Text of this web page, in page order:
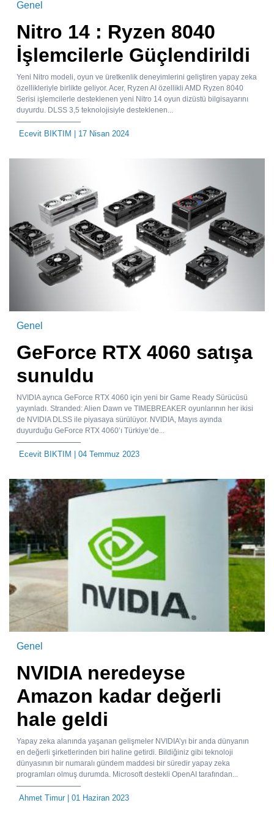
Genel
Nitro 14 : Ryzen 8040
İşlemcilerle Güçlendirildi
Yeni Nitro modeli, oyun ve üretkenlik deneyimlerini geliştiren yapay zeka
özellikleriyle birlikte geliyor. Acer, Ryzen AI özellikli AMD Ryzen 8040
Serisi işlemcilerle desteklenen yeni Nitro 14 oyun dizüstü bilgisayarını
duyurdu. DLSS 3,5 teknolojisiyle desteklenen...
Ecevit BIKTIM | 17 Nisan 2024
Genel
GeForce RTX 4060 satışa
sunuldu
NVIDIA ayrıca GeForce RTX 4060 için yeni bir Game Ready Sürücüsü
yayınladı. Stranded: Alien Dawn ve TIMEBREAKER oyunlarının her ikisi
de NVIDIA DLSS ile piyasaya sürülüyor. NVIDIA, Mayıs ayında
duyurduğu GeForce RTX 4060’ı Türkiye’de...
Ecevit BIKTIM | 04 Temmuz 2023
Genel
NVIDIA neredeyse
Amazon kadar değerli
hale geldi
Yapay zeka alanında yaşanan gelişmeler NVIDIA’yı bir anda dünyanın
en değerli şirketlerinden biri haline getirdi. Bildiğiniz gibi teknoloji
dünyasının bir numaralı gündem maddesi bir süredir yapay zeka
programları olmuş durumda. Microsoft destekli OpenAI tarafından...
Ahmet Timur| 01 Haziran 2023